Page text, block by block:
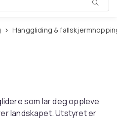
Hanggliding &
som lar deg oppleve
landskapet. Utstyret er